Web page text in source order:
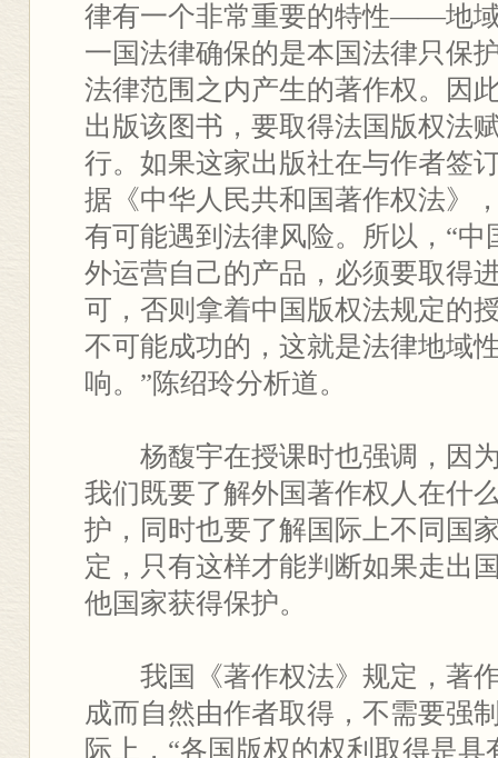
律有一个非常重要的特性——地
一国法律确保的是本国法律只保
法律范围之内产生的著作权。因
出版该图书，要取得法国版权法
行。如果这家出版社在与作者签
据《中华人民共和国著作权法》
有可能遇到法律风险。所以，“
外运营自己的产品，必须要取得
可，否则拿着中国版权法规定的
不可能成功的，这就是法律地域
响。”陈绍玲分析道。
杨馥宇在授课时也强调，因为
我们既要了解外国著作权人在什
护，同时也要了解国际上不同国
定，只有这样才能判断如果走出
他国家获得保护。
我国《著作权法》规定，著作
成而自然由作者取得，不需要强
际上，“各国版权的权利取得是